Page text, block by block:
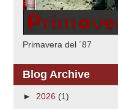
Primavera del ´87
Blog Archive
► 2026 (1)